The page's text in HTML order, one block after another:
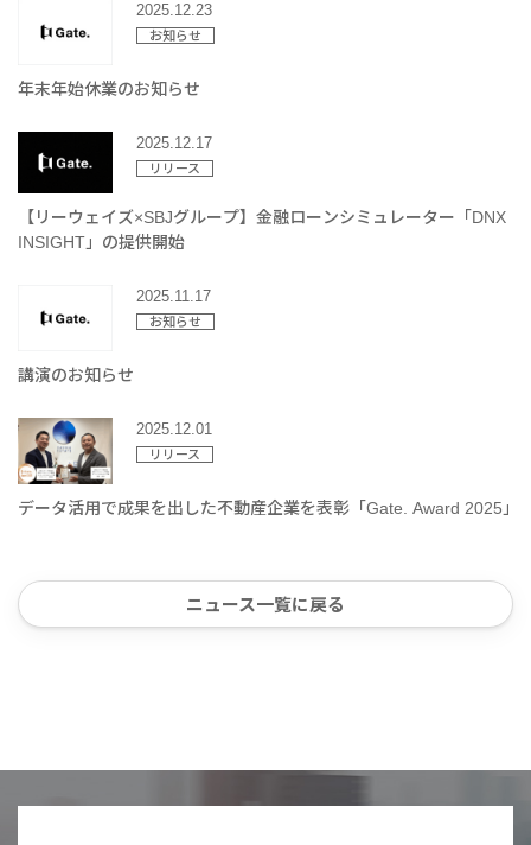
2025.12.23
お知らせ
年末年始休業のお知らせ
2025.12.17
リリース
【リーウェイズ×SBJグループ】金融ローンシミュレーター「DNX
INSIGHT」の提供開始
2025.11.17
お知らせ
講演のお知らせ
2025.12.01
リリース
データ活用で成果を出した不動産企業を表彰「Gate. Award 2025」
ニュース一覧に戻る